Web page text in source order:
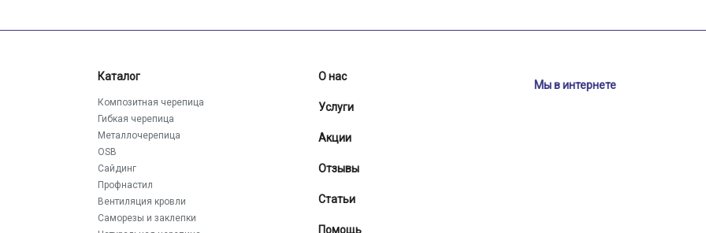
Мы в интернете
Каталог
Композитная черепица
Гибкая черепица
Металлочерепица
OSB
Сайдинг
Профнастил
Вентиляция кровли
Саморезы и заклепки
О нас
Услуги
Акции
Отзывы
Статьи
Помощь